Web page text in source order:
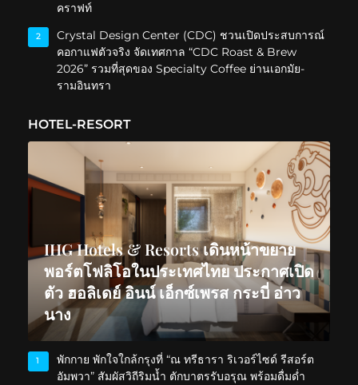
คราฟท์
2
Crystal Design Center (CDC) ชวนเปิดประสบการณ์
คอกาแฟตัวจริง จัดเทศกาล “CDC Roast & Brew
2026” รวมที่สุดของ Specialty Coffee ย่านเอกมัย-
รามอินทรา
HOTEL-RESORT
IHG Hotels & Resorts เดินหน้าขยาย
พอร์ตโฟลิโอในประเทศไทย ประกาศเปิด
ตัว ฮอลิเดย์ อินน์ เอ็กซ์เพรส กระบี่ อ่าว
นาง
1
พักกาย พักใจใกล้กรุงที่ “ณ ทรีธารา ริเวอร์ไซด์ รีสอร์ต
อัมพวา” สัมผัสวิถีริมน้ำ ตักบาตรรับอรุณ พร้อมดื่มด่ำ